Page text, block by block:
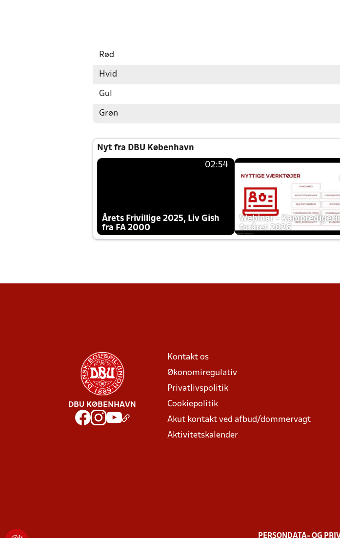
Rød
Hvid
Gul
Grøn
Nyt fra DBU København
02:54
Årets Frivillige 2025, Liv Gish
fra FA 2000
Webinar -
foråret 2026
DBU KØBENHAVN
Kontakt os
Økonomiregulativ
Privatlivspolitik
Cookiepolitik
Akut kontakt ved afbud/dommervagt
Aktivitetskalender
PERSONDATA- OG